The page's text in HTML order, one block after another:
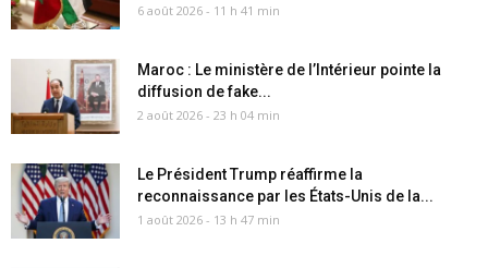
6 août 2026 - 11 h 41 min
Maroc : Le ministère de l’Intérieur pointe la
diffusion de fake...
2 août 2026 - 23 h 04 min
Le Président Trump réaffirme la
reconnaissance par les États-Unis de la...
1 août 2026 - 13 h 47 min